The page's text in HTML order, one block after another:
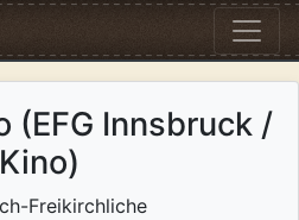
(EFG Innsbruck /
Freikirchliche